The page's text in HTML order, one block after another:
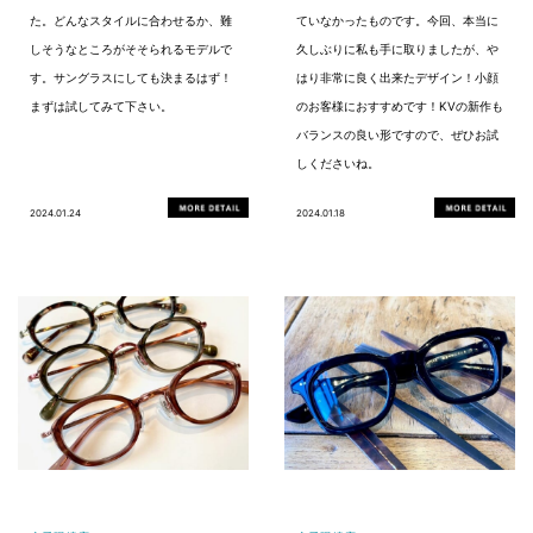
た。どんなスタイルに合わせるか、難
しそうなところがそそられるモデルで
す。サングラスにしても決まるはず！
まずは試してみて下さい。
2024.01.24
ていなかったものです。今回、本当に
久しぶりに私も手に取りましたが、や
はり非常に良く出来たデザイン！小顔
のお客様におすすめです！KVの新作も
バランスの良い形ですので、ぜひお試
しくださいね。
2024.01.18